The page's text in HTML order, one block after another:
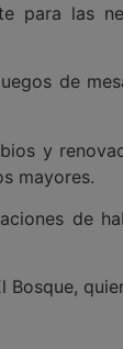
para las
de
y
mayores.
de
Bosque,